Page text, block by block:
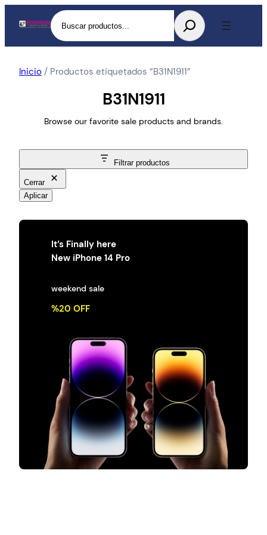
Buscar
Inicio / Productos etiquetados “B31N1911”
B31N1911
Browse our favorite sale products and brands.
Filtrar productos
Cerrar
Aplicar
It’s Finally here
New iPhone 14 Pro
weekend sale
%20 OFF